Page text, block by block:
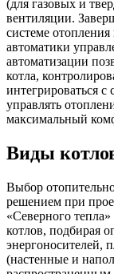
(для газовых и
вентиляции.
системе
автоматики
автоматизации
котла,
интегрироваться
управлять
максимальный
Виды
Выбор
решением при
«Северного
котлов, подбирая
энергоносителей,
(настенные и